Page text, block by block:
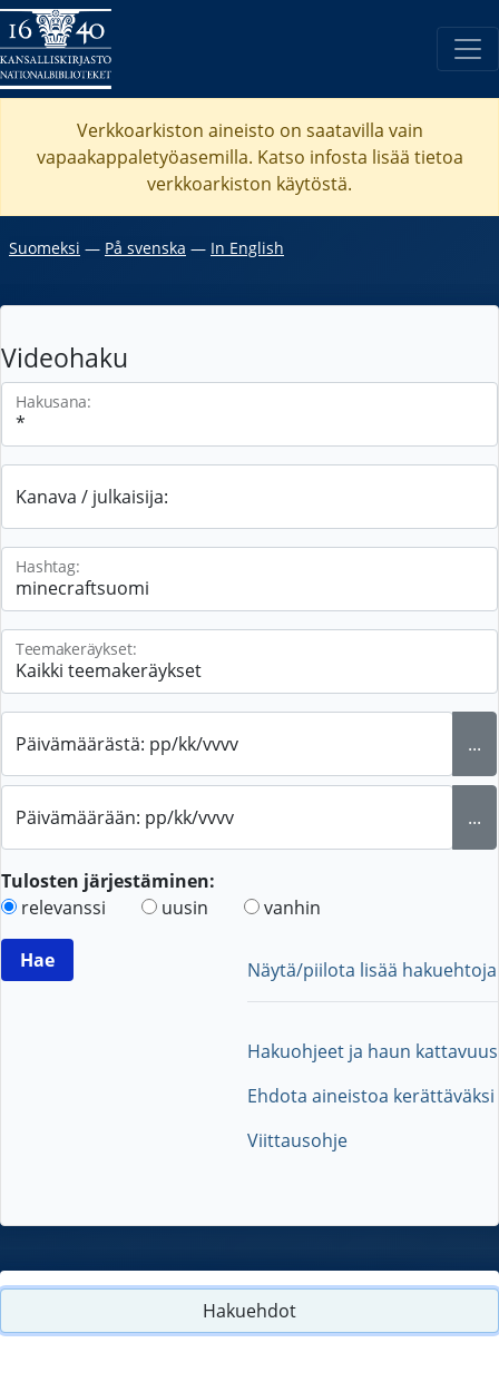
Verkkoarkiston aineisto on saatavilla vain
vapaakappaletyöasemilla. Katso infosta lisää tietoa
verkkoarkiston käytöstä.
Suomeksi ― På svenska ― In English
Videohaku
Hakusana:
Kanava / julkaisija:
Hashtag:
Teemakeräykset:
Päivämäärästä: pp/kk/vvvv ...
Päivämäärään: pp/kk/vvvv ...
Tulosten järjestäminen:
relevanssi
uusin vanhin
Näytä/piilota lisää hakuehtoja
Hakuohjeet ja haun kattavuus
Ehdota aineistoa kerättäväksi
Viittausohje
Hakuehdot